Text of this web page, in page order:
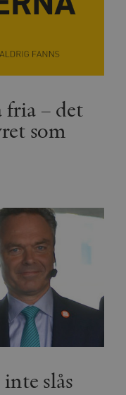
fria – det
som
slås
inte användas
Automattic